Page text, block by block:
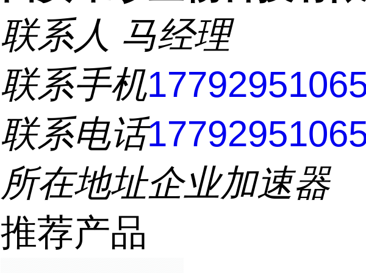
联系人 马经理
联系手机
联系电话
所在地址企业加速器
推荐产品